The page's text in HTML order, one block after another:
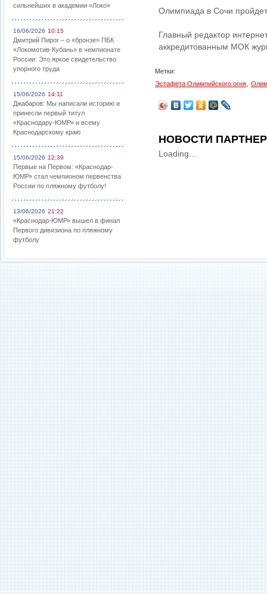
сильнейших в академии «Локо»
16/06/2026 10:15
Дмитрий Пирог – о «бронзе» ПБК
«Локомотив-Кубань» в чемпионате
России: Это яркое свидетельство
упорного труда
15/06/2026 14:11
Джабаров: Мы написали историю и
принесли первый титул
«Краснодару-ЮМР» и всему
Краснодарскому краю
15/06/2026 12:39
Первые на Первом: «Краснодар-
ЮМР» стал чемпионом первенства
России по пляжному футболу!
13/06/2026 21:22
«Краснодар-ЮМР» вышел в финал
Первого дивизиона по пляжному
футболу
Олимпиада в Сочи
Главный редактор
аккредитованным МОК
Метки:
Эстафета Олимпийского огня
НОВОСТИ
Loading...